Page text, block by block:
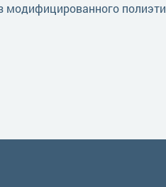
модифицированного